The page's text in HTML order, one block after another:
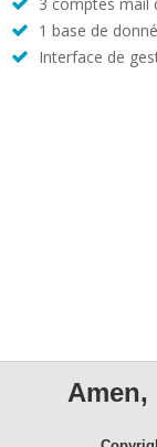
1 base de
Interface de